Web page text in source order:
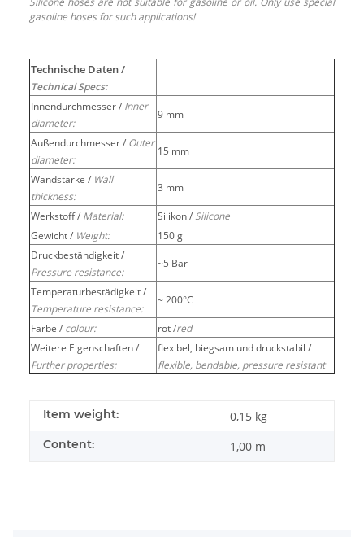
gasoline hoses for such applications!
Technische Daten /
Technical Specs:
Innendurchmesser / Inner
diameter:
9 mm
Außendurchmesser / Outer
diameter:
15 mm
Wandstärke / Wall
thickness:
3 mm
Werkstoff / Material: Silikon / Silicone
Gewicht / Weight:
150 g
Druckbeständigkeit /
Pressure resistance:
~5 Bar
Temperaturbestädigkeit /
Temperature resistance:
~ 200°C
Farbe / colour: rot /red
Weitere Eigenschaften /
Further properties:
flexibel, biegsam und druckstabil /
flexible, bendable, pressure resistant
Item weight: 0,15 kg
Content: 1,00 m